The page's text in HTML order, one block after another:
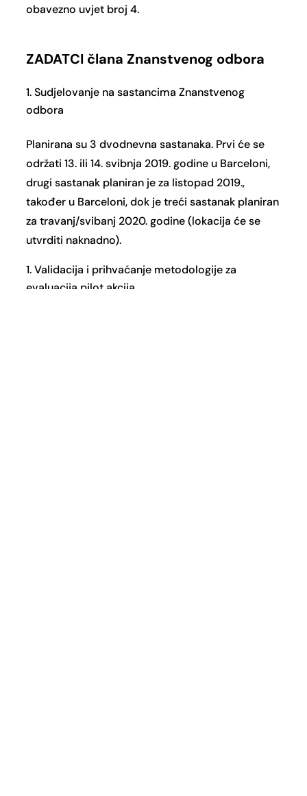
obavezno uvjet broj 4.
ZADATCI člana Znanstvenog odbora
Sudjelovanje na sastancima Znanstvenog
odbora
Planirana su 3 dvodnevna sastanaka. Prvi će se
održati 13. ili 14. svibnja 2019. godine u Barceloni,
drugi sastanak planiran je za listopad 2019.,
također u Barceloni, dok je treći sastanak planiran
za travanj/svibanj 2020. godine (lokacija će se
utvrditi naknadno).
Validacija i prihvaćanje metodologije za
evaluacija pilot akcija